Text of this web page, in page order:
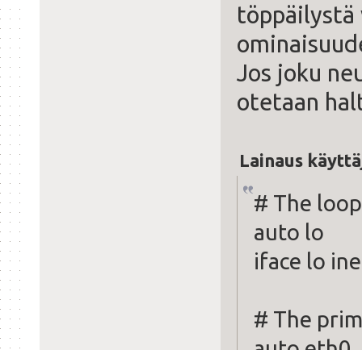
töppäilystä
Jos joku
otetaan
Lainaus
# The
auto lo
iface lo
# The